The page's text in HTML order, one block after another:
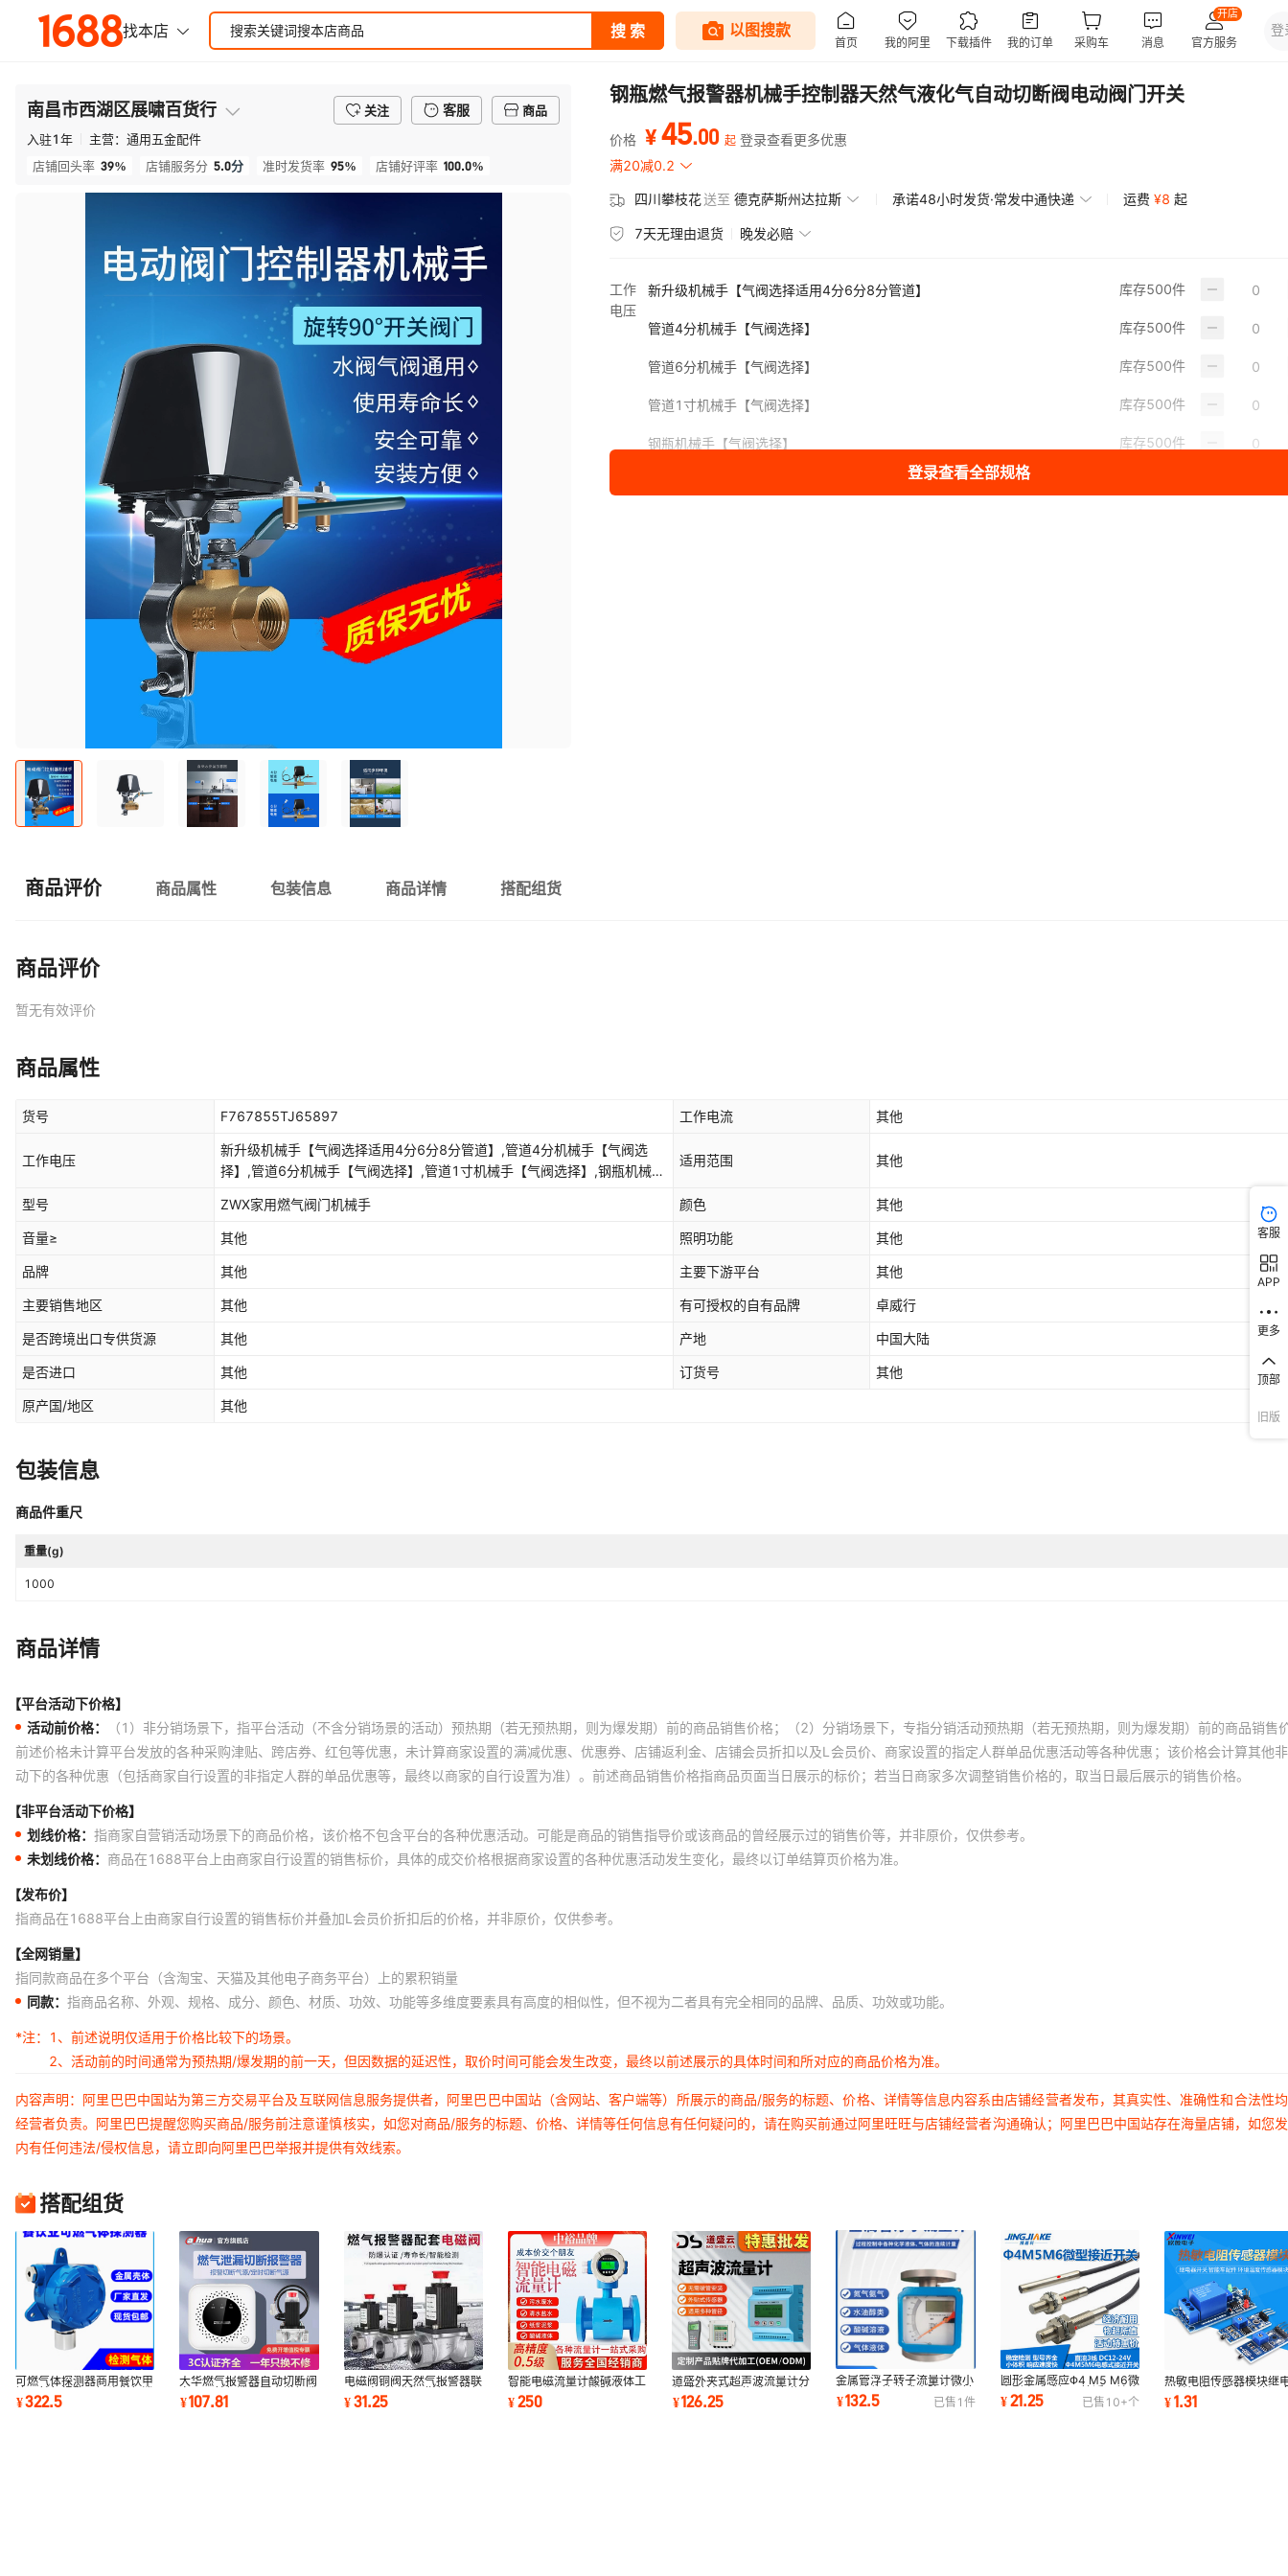
南昌市西湖区展啸百货行 关注 客服
商品
入驻1年 主营： 通用五金配件
店铺回头率 39% 店铺服务分 5.0分 准时发货率 95% 店铺好评率 100.0%
钢瓶燃气报警器机械手控制器天然气液化气自动切断阀电动阀门开关
价格 ¥45.00 起 登录查看更多优惠
满20减0.2
四川攀枝花送至 德克萨斯州达拉斯 承诺48小时发货·常发中通快递 运费 ¥8 起
7天无理由退货 晚发必赔
工作
电压
新升级机械手【气阀选择适用4分6分8分管道】 库存500件
管道4分机械手【气阀选择】 库存500件
管道6分机械手【气阀选择】 库存500件
管道1寸机械手【气阀选择】 库存500件
钢瓶机械手【气阀选择】 库存500件
登录查看全部规格
商品评价 商品属性 包装信息 商品详情 搭配组货
商品评价
暂无有效评价
商品属性
货号 F767855TJ65897 工作电流 其他
工作电压
新升级机械手【气阀选择适用4分6分8分管道】,管道4分机械手【气阀选
择】,管道6分机械手【气阀选择】,管道1寸机械手【气阀选择】,钢瓶机械手
款（水阀气阀通用）（不含球阀）,【6分管道选择】遥控款（水阀气阀通
用）（不含球阀）,【1寸管道选择】遥控款（水阀气阀通用）（不含球阀）,
管道选择】WIFI版手机APP款（水阀气阀通用）（不含球阀）,【1寸管道选
择】WIFI版手机APP款（水阀气阀通用）（不含球阀）,新款钢瓶机械手【气
适用范围 其他
型号 ZWX家用燃气阀门机械手 颜色 其他
音量≥ 其他 照明功能 其他
品牌 其他 主要下游平台 其他
主要销售地区 其他 有可授权的自有品牌 卓威行
是否跨境出口专供货源 其他 产地 中国大陆
是否进口 其他 订货号 其他
原产国/地区 其他
包装信息
商品件重尺
重量(g)
1000
商品详情
【平台活动下价格】
活动前价格：
（1）非分销场景下，指平台活动（不含分销场景的活动）预热期（若无预热期，则为爆发期）前的商品销售价格；（2）分销场景下，专指分销活动预热期（若无预热期，则为爆发期）前的商品销售
前述价格未计算平台发放的各种采购津贴、跨店券、红包等优惠，未计算商家设置的满减优惠、优惠券、店铺返利金、店铺会员折扣以及L会员价、商家设置的指定人群单品优惠活动等各种优惠；该价格会计算其他
动下的各种优惠（包括商家自行设置的非指定人群的单品优惠等，最终以商家的自行设置为准）。前述商品销售价格指商品页面当日展示的标价；若当日商家多次调整销售价格的，取当日最后展示的销售价格。
【非平台活动下价格】
划线价格： 指商家自营销活动场景下的商品价格，该价格不包含平台的各种优惠活动。可能是商品的销售指导价或该商品的曾经展示过的销售价等，并非原价，仅供参考。
未划线价格： 商品在1688平台上由商家自行设置的销售标价，具体的成交价格根据商家设置的各种优惠活动发生变化，最终以订单结算页价格为准。
【发布价】
指商品在1688平台上由商家自行设置的销售标价并叠加L会员价折扣后的价格，并非原价，仅供参考。
【全网销量】
指同款商品在多个平台（含淘宝、天猫及其他电子商务平台）上的累积销量
同款： 指商品名称、外观、规格、成分、颜色、材质、功效、功能等多维度要素具有高度的相似性，但不视为二者具有完全相同的品牌、品质、功效或功能。
*注：
1、前述说明仅适用于价格比较下的场景。
2、活动前的时间通常为预热期/爆发期的前一天，但因数据的延迟性，取价时间可能会发生改变，最终以前述展示的具体时间和所对应的商品价格为准。
内容声明：阿里巴巴中国站为第三方交易平台及互联网信息服务提供者，阿里巴巴中国站（含网站、客户端等）所展示的商品/服务的标题、价格、详情等信息内容系由店铺经营者发布，其真实性、准确性和合法性
经营者负责。阿里巴巴提醒您购买商品/服务前注意谨慎核实，如您对商品/服务的标题、价格、详情等任何信息有任何疑问的，请在购买前通过阿里旺旺与店铺经营者沟通确认；阿里巴巴中国站存在海量店铺，如您
内有任何违法/侵权信息，请立即向阿里巴巴举报并提供有效线索。
搭配组货
可燃气体探测器商用餐饮甲
烷天然气报警器探头燃气泄
漏检测变送器
¥322.5
大华燃气报警器自动切断阀
家用天然气泄露厨房煤气泄
漏电磁闭气阀
¥107.81
电磁阀铜阀天然气报警器联
动阀自动切断阀燃气阀煤气
液化气
¥31.25
智能电磁流量计酸碱液体工
业污水生活污水消防水
¥250
道盛外夹式超声波流量计分
体式壁挂插入传感器管道便
携手持液体水
¥126.25
金属管浮子转子流量计微小
气体液体管道式水防腐指针
空气带远传
¥132.5 已售 1 件
圆形金属感应Φ4 M5 M6微
小型电感式埋入接近开关传
感直流3线NPN
¥21.25 已售 10+个
热敏电阻传感器模块继
开关智能车配件环境温
感器模块
¥1.31
客服
APP
更多
顶部
旧版